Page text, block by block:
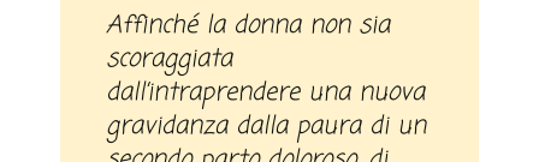
Affinché la donna non sia
scoraggiata
dall’intraprendere una nuova
gravidanza dalla paura di un